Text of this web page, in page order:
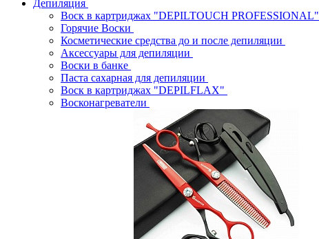
Депиляция
Воск в картриджах "DEPILTOUCH PROFESSIONAL"
Горячие Воски
Косметические средства до и после депиляции
Аксессуары для депиляции
Воски в банке
Паста сахарная для депиляции
Воск в картриджах "DEPILFLAX"
Восконагреватели